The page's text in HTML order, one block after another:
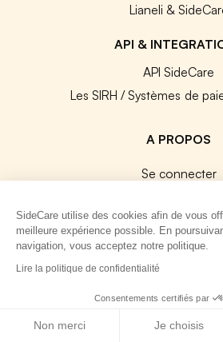
Lianeli &
API &
API SideCare
Les SIRH / Systèmes de
A PROPOS
Se connecter
Nous contacter
Notre équipe
Témoignages
SideCare utilise des cookies afin de vous
meilleure expérience possible. En
navigation, vous acceptez notre politique.
Lire la politique de confidentialité
Consentements certifiés par
Non merci Je choisis